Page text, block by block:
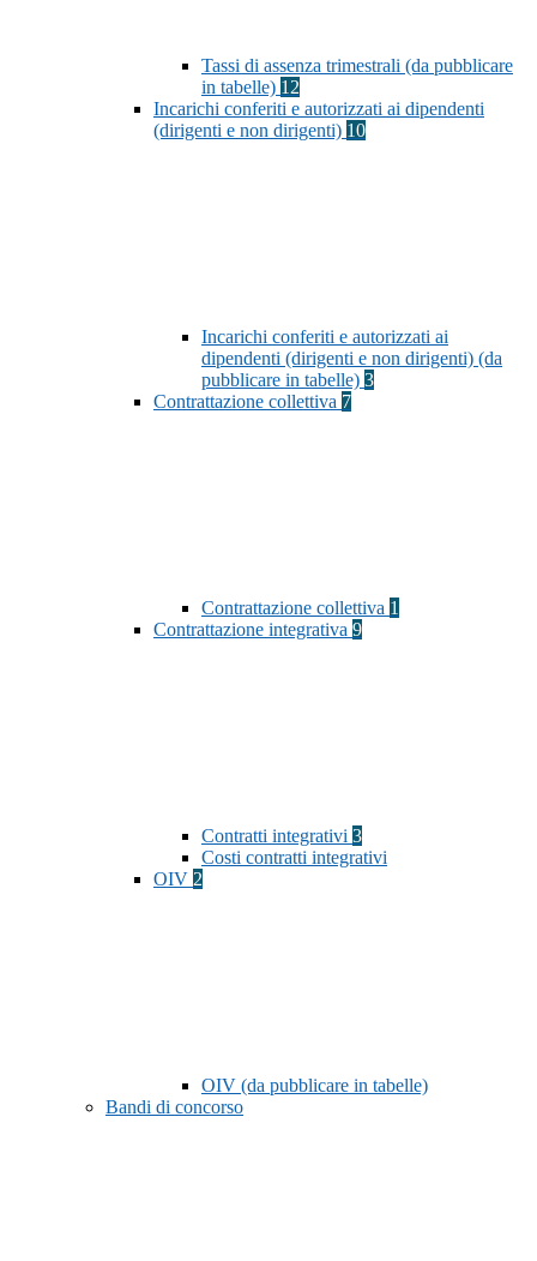
Tassi di assenza trimestrali (da pubblicare
in tabelle) 12
Incarichi conferiti e autorizzati ai dipendenti
(dirigenti e non dirigenti) 10
Incarichi conferiti e autorizzati ai
dipendenti (dirigenti e non dirigenti) (da
pubblicare in tabelle) 3
Contrattazione collettiva 7
Contrattazione collettiva 1
Contrattazione integrativa 9
Contratti integrativi 3
Costi contratti integrativi
OIV 2
OIV (da pubblicare in tabelle)
Bandi di concorso